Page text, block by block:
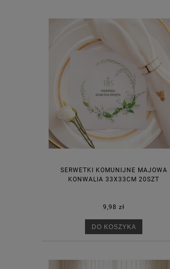
SERWETKI KOMUNIJNE MAJOWA
KONWALIA 33X33CM 20SZT
9,98 zł
DO KOSZYKA